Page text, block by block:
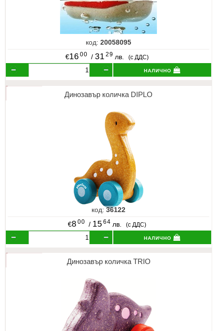
код: 20058095
€16 00 /31 29 лв. (с ДДС)
налично
Динозавър количка DIPLO
код:36122
€8 00 / 15 64 лв. (с ДДС)
налично
Динозавър количка TRIO